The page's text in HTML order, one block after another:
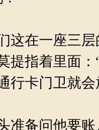
这在一座三层
提指着里面：
行卡门卫就会
准备问他要账